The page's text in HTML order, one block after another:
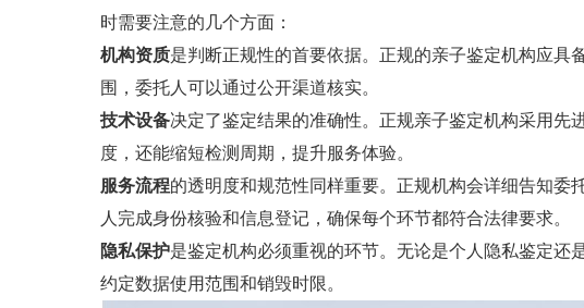
时需要注意的几个方面：
机构资质是判断正规性的首要依据。正规的亲子鉴定机构应
围，委托人可以通过公开渠道核实。
技术设备决定了鉴定结果的准确性。正规亲子鉴定机构采用
度，还能缩短检测周期，提升服务体验。
服务流程的透明度和规范性同样重要。正规机构会详细告知委
人完成身份核验和信息登记，确保每个环节都符合法律要求。
隐私保护是鉴定机构必须重视的环节。无论是个人隐私鉴定还
约定数据使用范围和销毁时限。